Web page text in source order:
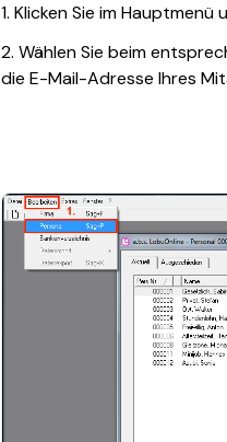
1. Klicken Sie im Hauptmenü
2. Wählen Sie beim
die E-Mail-Adresse Ihres